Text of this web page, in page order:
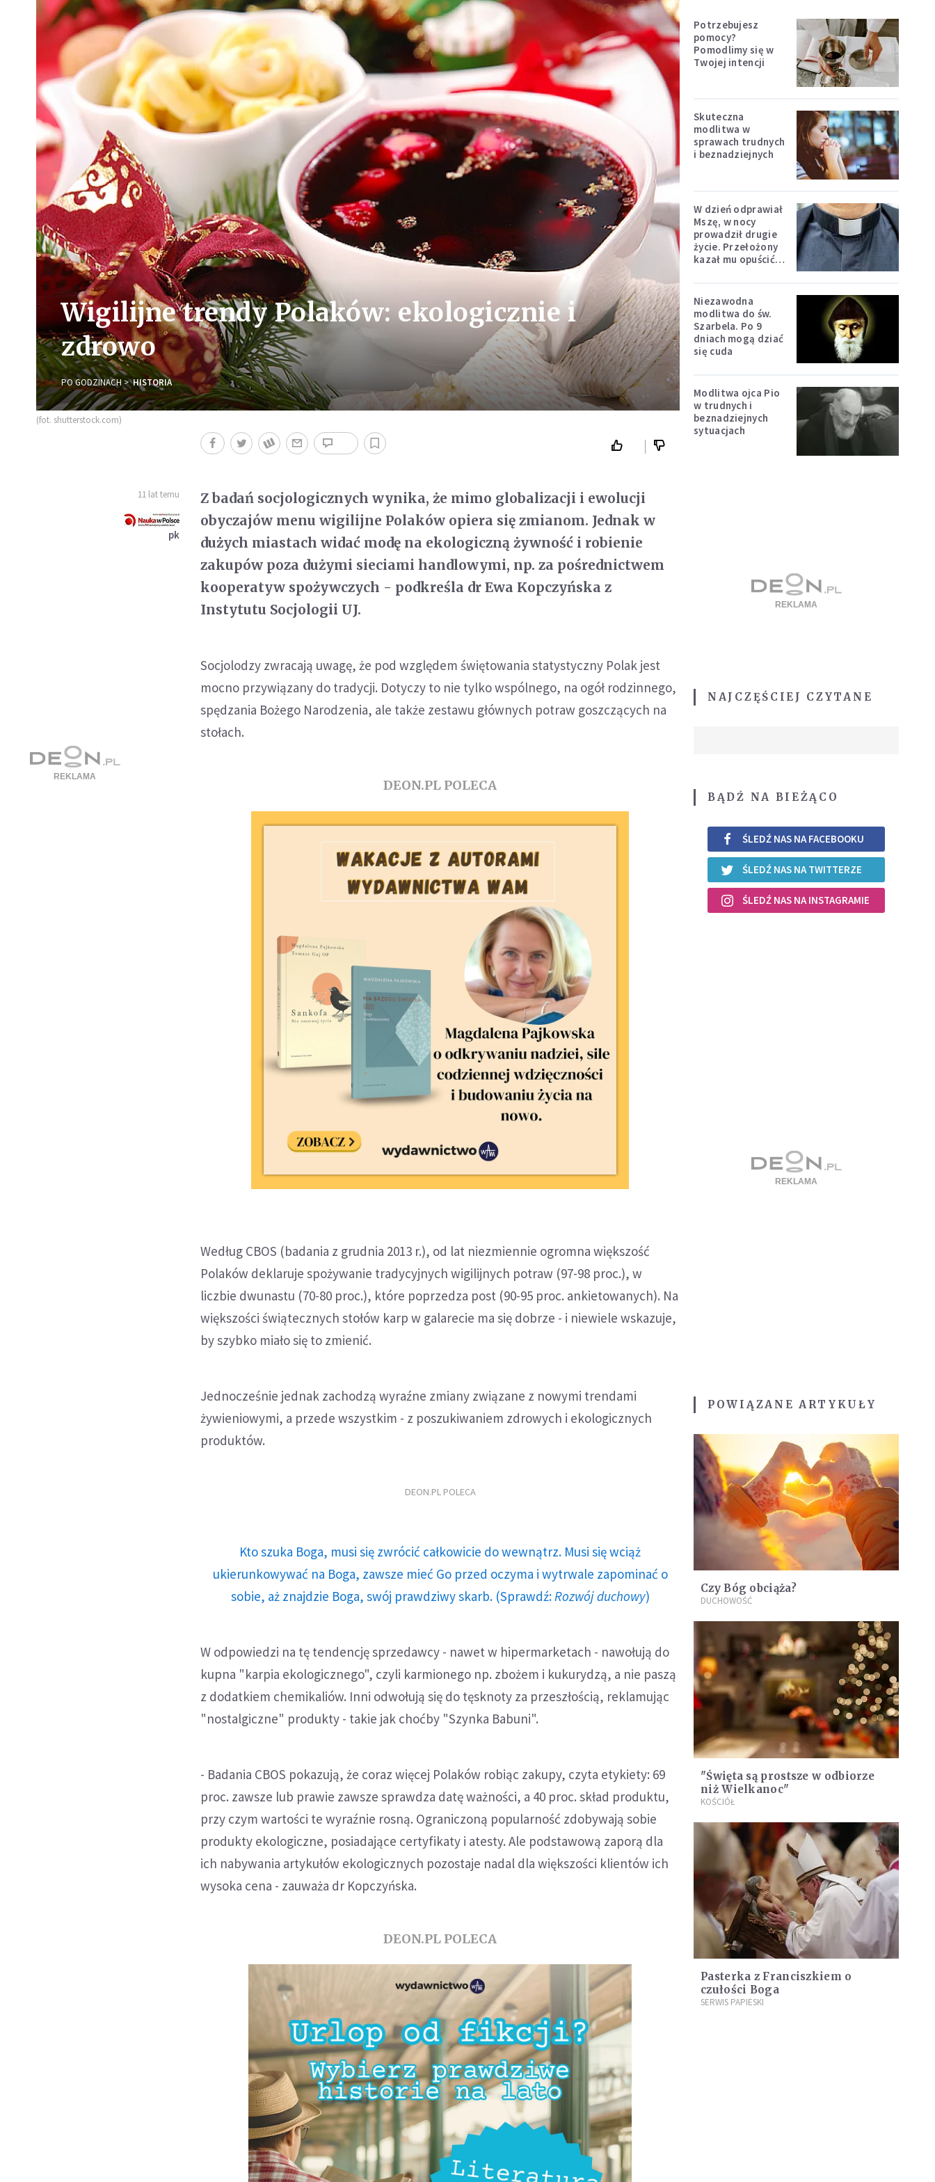
Wigilijne trendy Polaków: ekologicznie i
zdrowo
PO GODZINACH HISTORIA
(fot. shutterstock.com)
11 lat temu
pk
Z badań socjologicznych wynika, że mimo globalizacji i ewolucji
obyczajów menu wigilijne Polaków opiera się zmianom. Jednak w
dużych miastach widać modę na ekologiczną żywność i robienie
zakupów poza dużymi sieciami handlowymi, np. za pośrednictwem
kooperatyw spożywczych - podkreśla dr Ewa Kopczyńska z
Instytutu Socjologii UJ.
Socjolodzy zwracają uwagę, że pod względem świętowania statystyczny Polak jest
mocno przywiązany do tradycji. Dotyczy to nie tylko wspólnego, na ogół rodzinnego,
spędzania Bożego Narodzenia, ale także zestawu głównych potraw goszczących na
stołach.
DEON.PL POLECA
Według CBOS (badania z grudnia 2013 r.), od lat niezmiennie ogromna większość
Polaków deklaruje spożywanie tradycyjnych wigilijnych potraw (97-98 proc.), w
liczbie dwunastu (70-80 proc.), które poprzedza post (90-95 proc. ankietowanych). Na
większości świątecznych stołów karp w galarecie ma się dobrze - i niewiele wskazuje,
by szybko miało się to zmienić.
Jednocześnie jednak zachodzą wyraźne zmiany związane z nowymi trendami
żywieniowymi, a przede wszystkim - z poszukiwaniem zdrowych i ekologicznych
produktów.
DEON.PL POLECA
Kto szuka Boga, musi się zwrócić całkowicie do wewnątrz. Musi się wciąż
ukierunkowywać na Boga, zawsze mieć Go przed oczyma i wytrwale zapominać o
sobie, aż znajdzie Boga, swój prawdziwy skarb. (Sprawdź: Rozwój duchowy)
W odpowiedzi na tę tendencję sprzedawcy - nawet w hipermarketach - nawołują do
kupna "karpia ekologicznego", czyli karmionego np. zbożem i kukurydzą, a nie paszą
z dodatkiem chemikaliów. Inni odwołują się do tęsknoty za przeszłością, reklamując
"nostalgiczne" produkty - takie jak choćby "Szynka Babuni".
- Badania CBOS pokazują, że coraz więcej Polaków robiąc zakupy, czyta etykiety: 69
proc. zawsze lub prawie zawsze sprawdza datę ważności, a 40 proc. skład produktu,
przy czym wartości te wyraźnie rosną. Ograniczoną popularność zdobywają sobie
produkty ekologiczne, posiadające certyfikaty i atesty. Ale podstawową zaporą dla
ich nabywania artykułów ekologicznych pozostaje nadal dla większości klientów ich
wysoka cena - zauważa dr Kopczyńska.
DEON.PL POLECA
Potrzebujesz
pomocy?
Pomodlimy się w
Twojej intencji
Skuteczna
modlitwa w
sprawach trudnych
i beznadziejnych
W dzień odprawiał
Mszę, w nocy
prowadził drugie
życie. Przełożony
kazał mu opuścić
Niezawodna
modlitwa do św.
Szarbela. Po 9
dniach mogą dziać
się cuda
Modlitwa ojca Pio
w trudnych i
beznadziejnych
sytuacjach
NAJCZĘŚCIEJ CZYTANE
BĄDŹ NA BIEŻĄCO
ŚLEDŹ NAS NA FACEBOOKU
ŚLEDŹ NAS NA TWITTERZE
ŚLEDŹ NAS NA INSTAGRAMIE
POWIĄZANE ARTYKUŁY
Czy Bóg obciąża?
DUCHOWOŚĆ
"Święta są prostsze w odbiorze
niż Wielkanoc"
KOŚCIÓŁ
Pasterka z Franciszkiem o
czułości Boga
SERWIS PAPIESKI